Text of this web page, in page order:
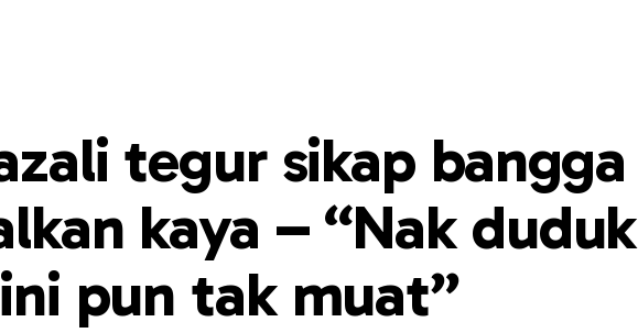
tegur sikap bangga
kaya – “Nak duduk
pun tak muat”